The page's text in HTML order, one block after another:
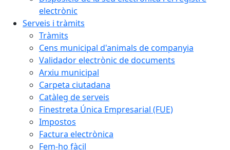
electrònic
Serveis i tràmits
Tràmits
Cens municipal d'animals de companyia
Validador electrònic de documents
Arxiu municipal
Carpeta ciutadana
Catàleg de serveis
Finestreta Única Empresarial (FUE)
Impostos
Factura electrònica
Fem-ho fàcil